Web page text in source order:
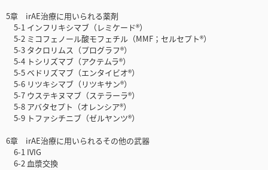
5章 irAE治療に用いられる薬剤
5-1 インフリキシマブ（レミケード®）
5-2 ミコフェノール酸モフェチル（MMF；セルセプト®）
5-3 タクロリムス（プログラフ®）
5-4 トシリズマブ（アクテムラ®）
5-5 ベドリズマブ（エンタイビオ®）
5-6 リツキシマブ（リツキサン®）
5-7 ウステキヌマブ（ステラーラ®）
5-8 アバタセプト（オレンシア®）
5-9 トファシチニブ（ゼルヤンツ®）
6章 irAE治療に用いられるその他の武器
6-1 IVIG
6-2 血漿交換